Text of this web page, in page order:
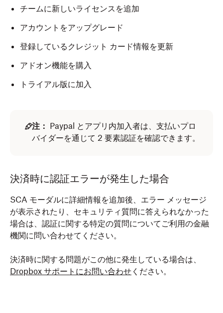
チームに新しいライセンスを追加
アカウントをアップグレード
登録しているクレジット カード情報を更新
アドオン機能を購入
トライアル版に加入
注： Paypal とアプリ内加入者は、支払いプロ
バイダーを通じて 2 要素認証を確認できます。
決済時に認証エラーが発生した場合
SCA モーダルに詳細情報を追加後、エラー メッセージ
が表示されたり、セキュリティ質問に答えられなかった
場合は、認証に関する特定の質問についてご利用の金融
機関に問い合わせてください。
決済時に関する問題がこの他に発生している場合は、
Dropbox サポートにお問い合わせ ください。